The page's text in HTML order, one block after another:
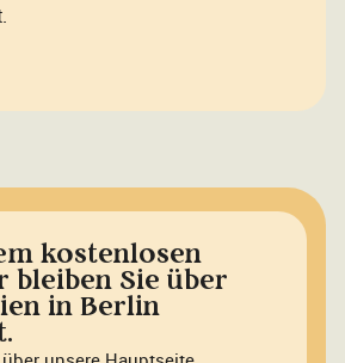
kostenlosen
bleiben Sie über
in Berlin